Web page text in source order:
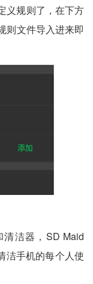
义规则了，在下方
则文件导入进来即
洁器，SD Maid
洁手机的每个人使